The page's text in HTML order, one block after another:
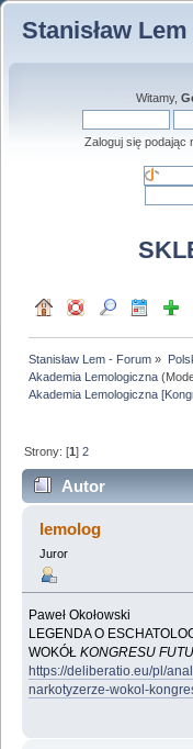
Stanisław
Witamy,
Zaloguj się podając
Stanisław Lem - Forum »
Akademia Lemologiczna
Akademia Lemologiczna
Strony: [1]2
Autor
Lemologiczna
155744 razy)
lemolog
Juror
Paweł Okołowski
LEGENDA O
WOKÓŁKONGRESU
https://deliberatio.eu/pl/
narkotyzerze-wokol-